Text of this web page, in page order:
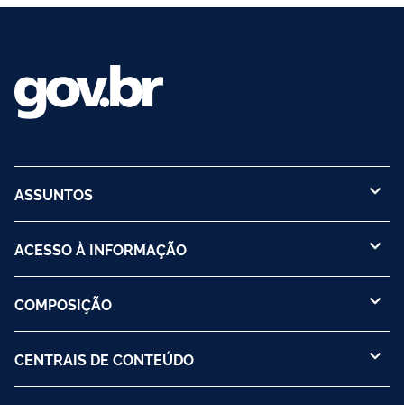
ASSUNTOS
ACESSO À INFORMAÇÃO
COMPOSIÇÃO
CENTRAIS DE CONTEÚDO